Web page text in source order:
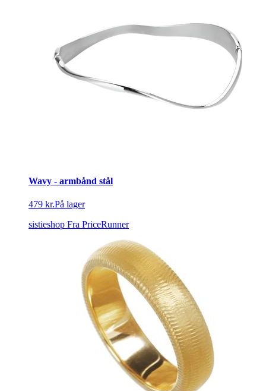
Wavy - armbånd stål
479 kr.På lager
sistieshop Fra PriceRunner